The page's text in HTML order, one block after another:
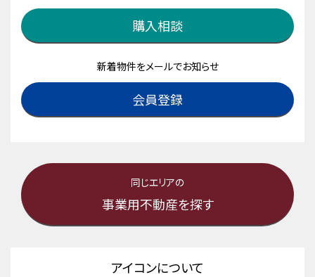
購入相談
新着物件をメールでお知らせ
会員登録
同じエリアの
事業用不動産を探す
アイコンについて